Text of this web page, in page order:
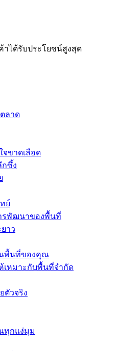
ได้รับประโยชน์สูงสุด
ลาด
จขาดเลือด
กซึ้ง
ย์
รพัฒนาของพื้นที่
าว
นพื้นที่ของคุณ
เหมาะกับพื้นที่จำกัด
ตัวจริง
ทุกแง่มุม